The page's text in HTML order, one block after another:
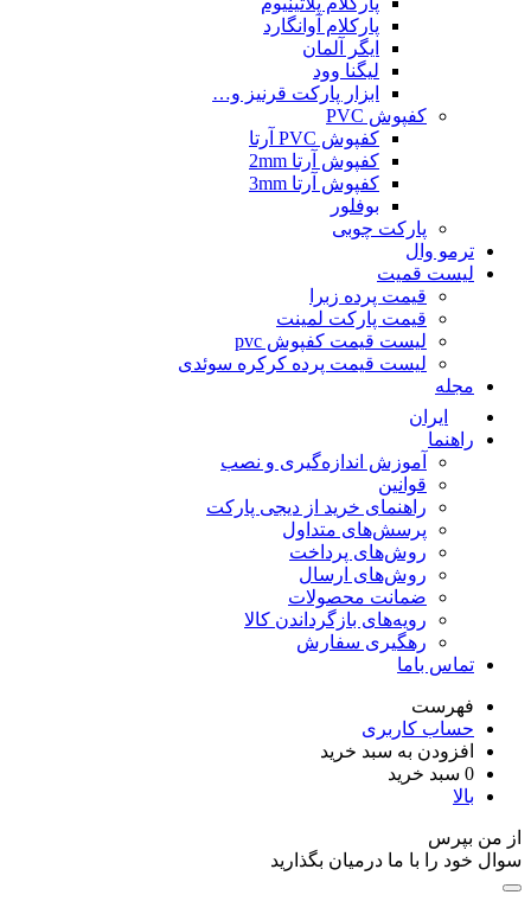
پارکلام آوانگارد
ایگر آلمان
لیگنا وود
ابزار پارکت قرنیز و…
کفپوش PVC
کفپوش PVC آرتا
کفپوش آرتا 2mm
کفپوش آرتا 3mm
بوفلور
پارکت چوبی
ترمو وال
لیست قمیت
قیمت پرده زبرا
قیمت پارکت لمینت
لیست قیمت کفپوش pvc
لیست قیمت پرده کرکره سوئدی
مجله
ایران
راهنما
آموزش اندازه‌گیری و نصب
قوانین
راهنمای خرید از دیجی پارکت
پرسش‌های متداول
روش‌های پرداخت
روش‌های ارسال
ضمانت محصولات
رویه‌های بازگرداندن کالا
رهگیری سفارش
تماس باما
فهرست
حساب کاربری
افزودن به سبد خرید
0 سبد خرید
بالا
از من بپرس
سوال خود را با ما درمیان بگذارید